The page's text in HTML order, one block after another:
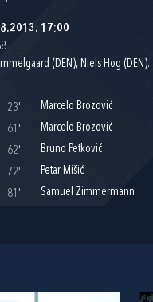
17:00
(DEN), Niels Hog (DEN).
23'
Marcelo Brozović
61'
Marcelo Brozović
62'
Bruno Petković
72'
Petar Mišić
81'
Samuel Zimmermann